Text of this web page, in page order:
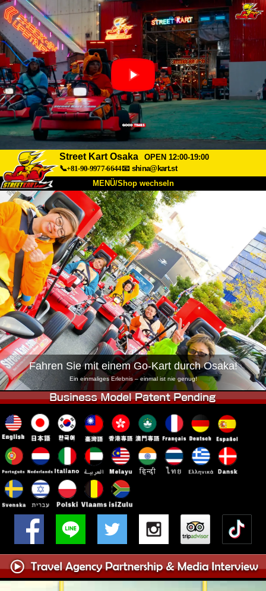
Street Kart Osaka
OPEN 12:00-19:00
📞+81-90-9977-6644📧 shina@kart.st
MENÜ/Shop wechseln
START
Über uns Spezifikationen
Anfahrt Bewertungen
Unternehmen Buchung
Shop wechseln
Tokio Shinagawa Tokio Akihabara#1
Tokio Akihabara#2 Tokio Shibuya
Tokio Shibuya Annex Tokio Bucht
Tokio Asakusa Osaka
Okinawa
Fahren Sie mit einem Go-Kart durch Osaka!
Ein einmaliges Erlebnis – einmal ist nie genug!